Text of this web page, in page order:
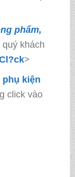
phẩm,
quý khách
>
phụ kiện
click vào